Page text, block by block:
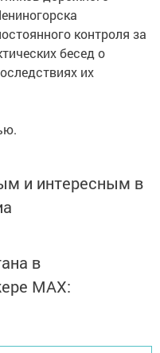
контроля за
бесед о
их
и интересным в
в
MАХ: